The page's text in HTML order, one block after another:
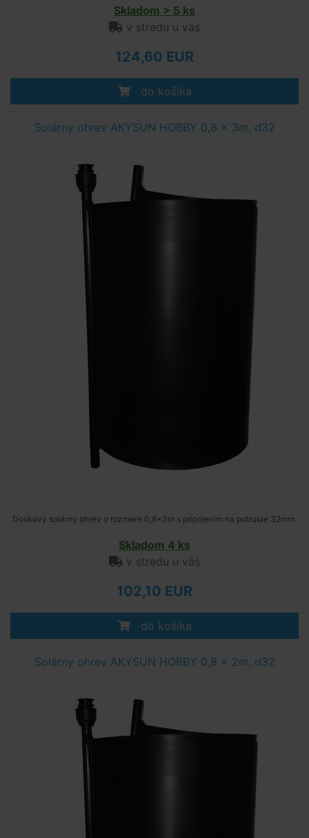
Skladom > 5 ks
v stredu u vás
124,60 EUR
do košíka
Solárny ohrev AKYSUN HOBBY 0,8 x 3m, d32
Doskový solárny ohrev o rozmere 0,8x3m s pripojením na potrubie 32mm.
Skladom 4 ks
v stredu u vás
102,10 EUR
do košíka
Solárny ohrev AKYSUN HOBBY 0,8 x 2m, d32